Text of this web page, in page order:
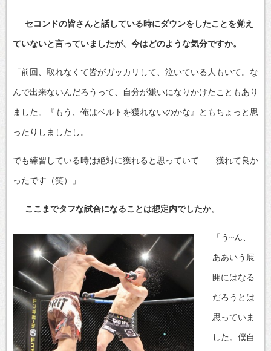
──セコンドの皆さんと話している時にダウンをしたことを覚え
ていないと言っていましたが、今はどのような気分ですか。
「前回、取れなくて皆がガッカリして、泣いている人もいて。な
んで出来ないんだろうって、自分が嫌いになりかけたこともあり
ました。『もう、俺はベルトを獲れないのかな』ともちょっと思
ったりしましたし。
でも練習している時は絶対に獲れると思っていて……獲れて良か
ったです（笑）」
──ここまでタフな試合になることは想定内でしたか。
「う~ん、
ああいう展
開にはなる
だろうとは
思っていま
した。僕自